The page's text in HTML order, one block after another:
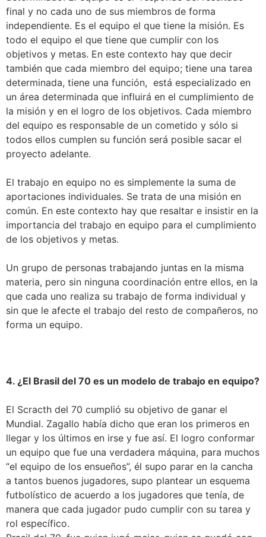
final y no cada uno de sus miembros de forma
independiente. Es el equipo el que tiene la misión. Es
todo el equipo el que tiene que cumplir con los
objetivos y metas. En este contexto hay que decir
también que cada miembro del equipo; tiene una tarea
determinada, tiene una función, está especializado en
un área determinada que influirá en el cumplimiento de
la misión y en el logro de los objetivos. Cada miembro
del equipo es responsable de un cometido y sólo si
todos ellos cumplen su función será posible sacar el
proyecto adelante.
El trabajo en equipo no es simplemente la suma de
aportaciones individuales. Se trata de una misión en
común. En este contexto hay que resaltar e insistir en la
importancia del trabajo en equipo para el cumplimiento
de los objetivos y metas.
Un grupo de personas trabajando juntas en la misma
materia, pero sin ninguna coordinación entre ellos, en la
que cada uno realiza su trabajo de forma individual y
sin que le afecte el trabajo del resto de compañeros, no
forma un equipo.
4. ¿El Brasil del 70 es un modelo de trabajo en equipo?
El Scracth del 70 cumplió su objetivo de ganar el
Mundial. Zagallo había dicho que eran los primeros en
llegar y los últimos en irse y fue así. El logro conformar
un equipo que fue una verdadera máquina, para muchos
“el equipo de los ensueños”, él supo parar en la cancha
a tantos buenos jugadores, supo plantear un esquema
futbolístico de acuerdo a los jugadores que tenía, de
manera que cada jugador pudo cumplir con su tarea y
rol específico.